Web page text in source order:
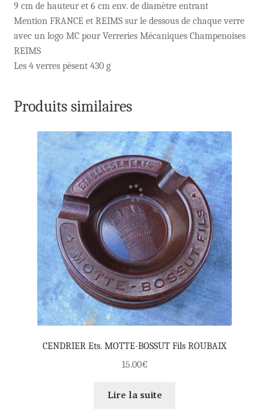
9 cm de hauteur et 6 cm env. de diamètre entrant
Mention FRANCE et REIMS sur le dessous de chaque verre
avec un logo MC pour Verreries Mécaniques Champenoises
REIMS
Les 4 verres pèsent 430 g
Produits similaires
CENDRIER Ets. MOTTE-BOSSUT Fils ROUBAIX
15.00€
Lire la suite